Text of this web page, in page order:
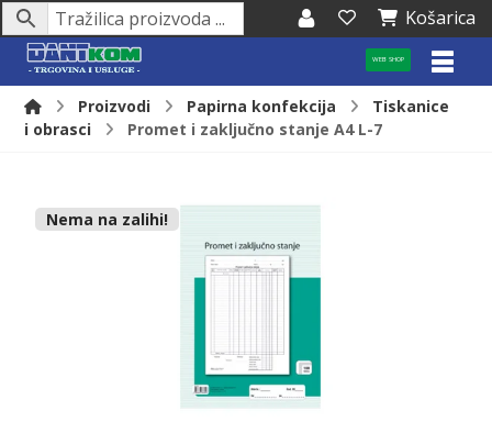
Košarica
WEB SHOP
Proizvodi Papirna konfekcija
Tiskanice
i obrasci
Promet i zaključno stanje A4 L-7
Nema na zalihi!